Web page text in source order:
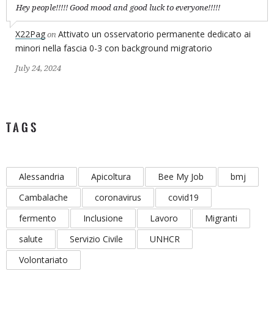
Hey people!!!!! Good mood and good luck to everyone!!!!!
X22Pag on Attivato un osservatorio permanente dedicato ai
minori nella fascia 0-3 con background migratorio
July 24, 2024
TAGS
Alessandria Apicoltura Bee My Job
bmj
Cambalache
coronavirus
covid19
fermento
Inclusione Lavoro
Migranti
salute
Servizio Civile
UNHCR
Volontariato